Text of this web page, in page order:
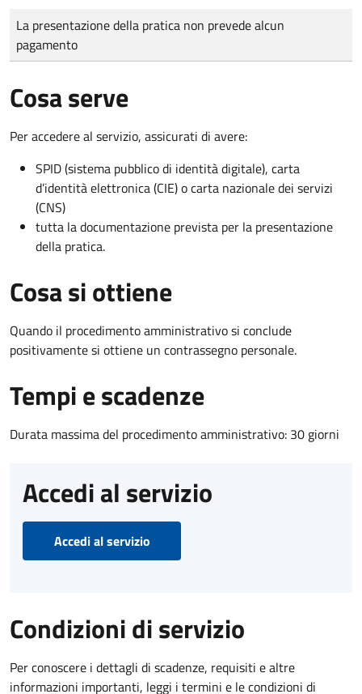
Tipo di pagamento
Importo
La presentazione della pratica non prevede alcun
pagamento
Cosa serve
Per accedere al servizio, assicurati di avere:
SPID (sistema pubblico di identità digitale), carta
d’identità elettronica (CIE) o carta nazionale dei servizi
(CNS)
tutta la documentazione prevista per la presentazione
della pratica.
Cosa si ottiene
Quando il procedimento amministrativo si conclude
positivamente si ottiene un contrassegno personale.
Tempi e scadenze
Durata massima del procedimento amministrativo: 30 giorni
Accedi al servizio
Accedi al servizio
Condizioni di servizio
Per conoscere i dettagli di scadenze, requisiti e altre
informazioni importanti, leggi i termini e le condizioni di